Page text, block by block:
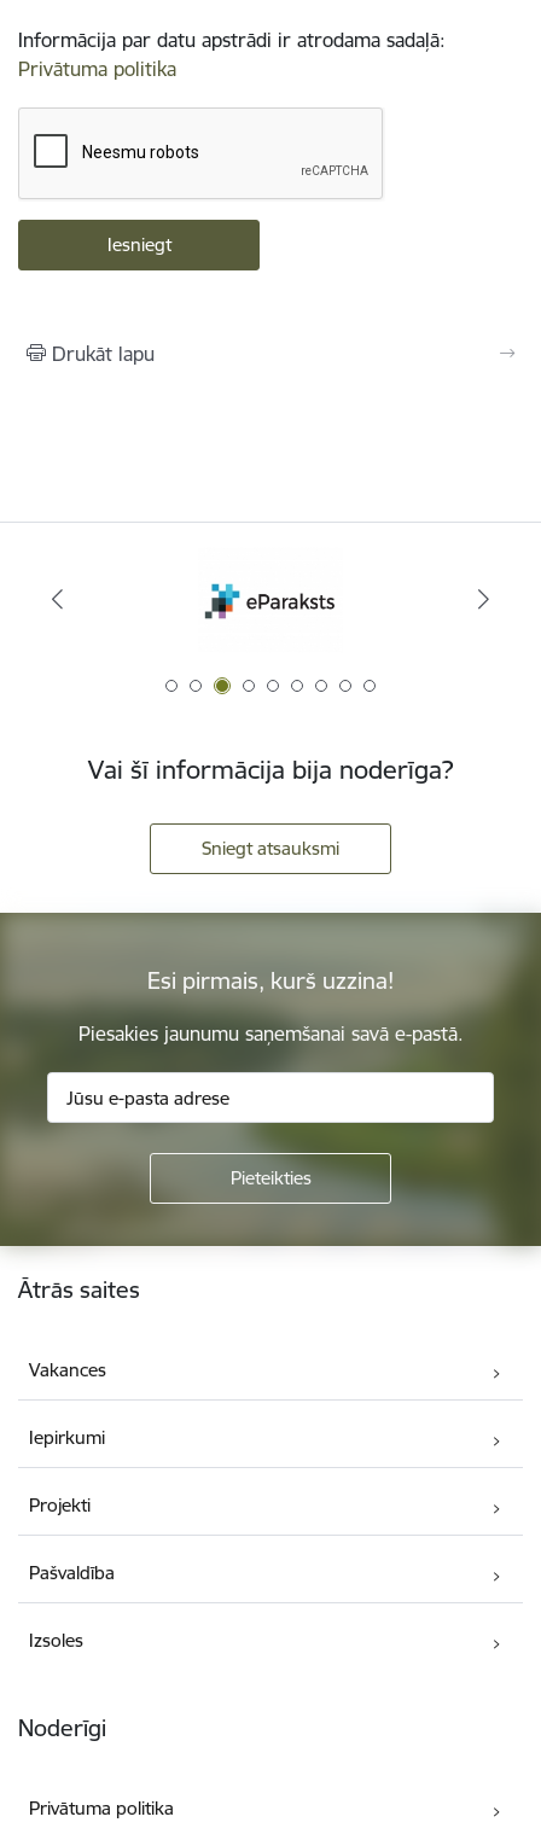
Informācija par datu apstrādi ir atrodama sadaļā:
Privātuma politika
Drukāt lapu
Vai šī informācija bija noderīga?
Sniegt atsauksmi
Esi pirmais, kurš uzzina!
Piesakies jaunumu saņemšanai savā e-pastā.
Kājene
Ātrās saites
Vakances
Iepirkumi
Projekti
Pašvaldība
Izsoles
Noderīgi
Privātuma politika